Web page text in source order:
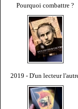
Pourquoi combattre ?
2019 - D'un lecteur